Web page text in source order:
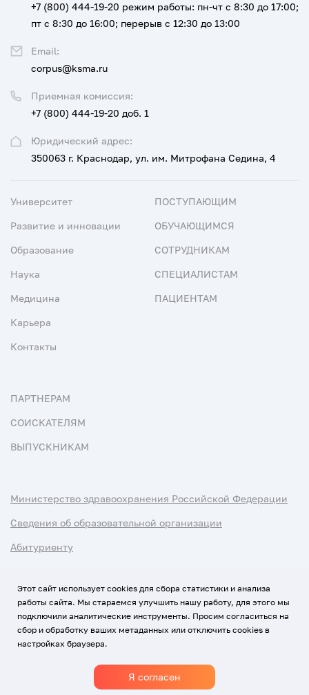
Юридический адрес:
350063 г. Краснодар, ул. им. Митрофана Седина, 4
Приемная комиссия:
+7 (800) 444-19-20 доб. 1
+7 (800) 444-19-20 режим работы: пн-чт с 8:30 до 17:00;
пт с 8:30 до 16:00; перерыв с 12:30 до 13:00
Email:
corpus@ksma.ru
Университет
Развитие и инновации
Образование
Наука
Медицина
Карьера
Контакты
ПОСТУПАЮЩИМ
ОБУЧАЮЩИМСЯ
СОТРУДНИКАМ
СПЕЦИАЛИСТАМ
ПАЦИЕНТАМ
ПАРТНЕРАМ
СОИСКАТЕЛЯМ
ВЫПУСКНИКАМ
Министерство здравоохранения Российской Федерации
Сведения об образовательной организации
Абитуриенту
Использование Cookies
Политика обработки персональных данных
© Все права защищены
Этот сайт использует cookies для сбора статистики и анализа
работы сайта. Мы стараемся улучшить нашу работу, для этого мы
подключили аналитические инструменты. Просим согласиться на
сбор и обработку ваших метаданных или отключить cookies в
настройках браузера.
Я согласен